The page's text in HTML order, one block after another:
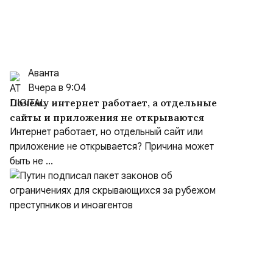
Аванта
Вчера в 9:04
Почему интернет работает, а отдельные
сайты и приложения не открываются
Интернет работает, но отдельный сайт или
приложение не открывается? Причина может
быть не ...